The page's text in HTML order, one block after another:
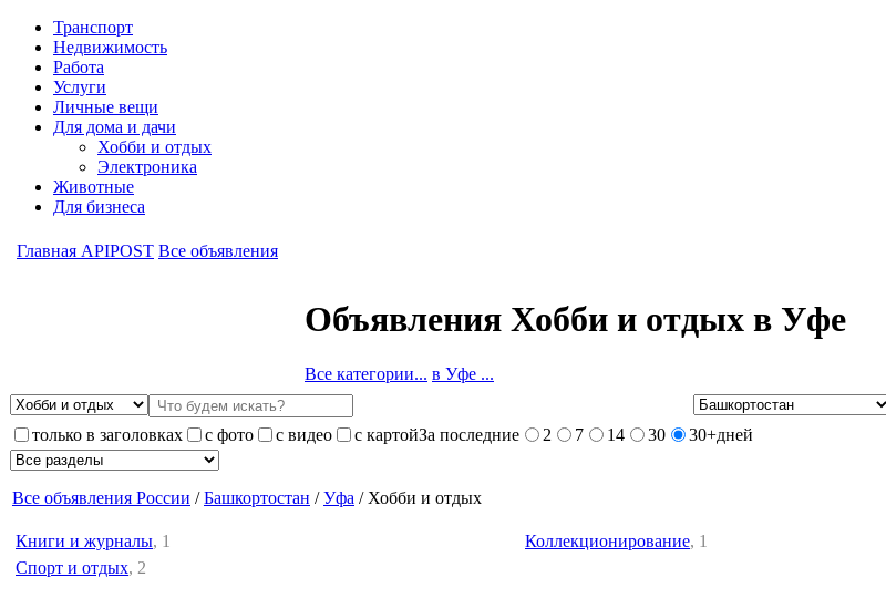
Транспорт
Недвижимость
Работа
Услуги
Личные вещи
Для дома и дачи
Хобби и отдых
Электроника
Животные
Для бизнеса
Главная APIPOST Все объявления
Объявления Хобби и отдых в Уфе
Все категории... в Уфе ...
только в заголовках
с фото с видео с картойЗа последние 2 7 14 30 30+дней
Все объявления России /Башкортостан /Уфа / Хобби и отдых
Книги и журналы, 1 Коллекционирование, 1
Спорт и отдых, 2